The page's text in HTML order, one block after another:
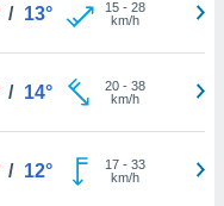
/ 13° 15- 28
km/h
/ 14° 20- 38
km/h
/ 12° 17- 33
km/h